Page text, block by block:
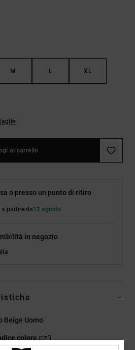
M L XL
al carrello
o presso un punto di ritiro
a partire da12 agosto
in negozio
Beige Uomo
colore cjz0